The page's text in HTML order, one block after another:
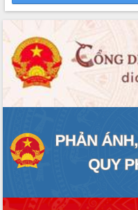
HỆ THỐNG VĂN BẢN
VĂN BẢN HĐND TỈNH
ĐIỂM TIN VĂN BẢN
QUY HOẠCH - KẾ HOẠCH